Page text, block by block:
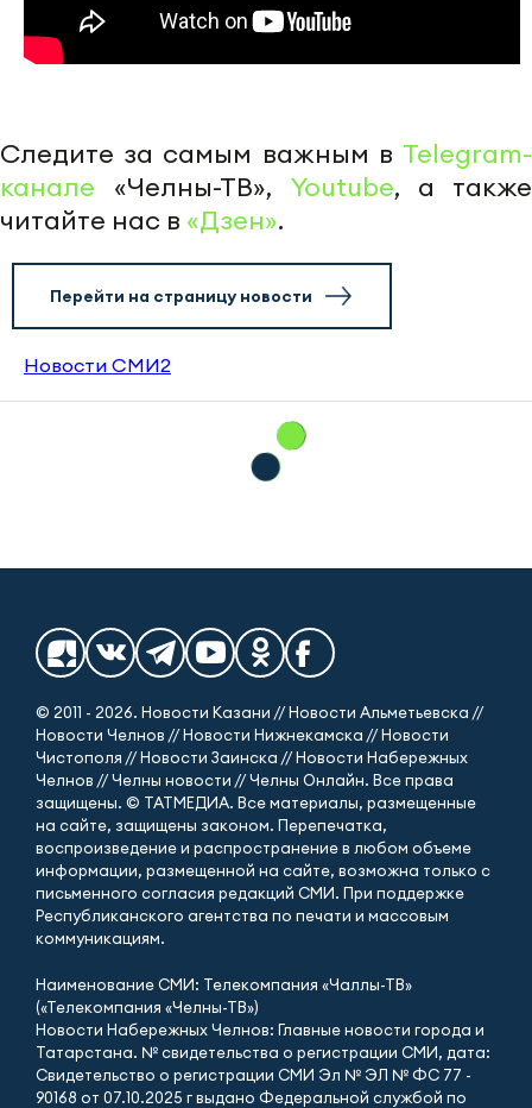
Следите за самым важным в Telegram-
канале «Челны-ТВ», Youtube, а также
читайте нас в «Дзен».
Перейти на страницу новости
Новости СМИ2
© 2011 - 2026. Новости Казани // Новости Альметьевска //
Новости Челнов // Новости Нижнекамска // Новости
Чистополя // Новости Заинска // Новости Набережных
Челнов // Челны новости // Челны Онлайн. Все права
защищены. © ТАТМЕДИА. Все материалы, размещенные
на сайте, защищены законом. Перепечатка,
воспроизведение и распространение в любом объеме
информации, размещенной на сайте, возможна только с
письменного согласия редакций СМИ. При поддержке
Республиканского агентства по печати и массовым
коммуникациям.
Наименование СМИ: Телекомпания «Чаллы-ТВ»
(«Телекомпания «Челны-ТВ»)
Новости Набережных Челнов: Главные новости города и
Татарстана. № свидетельства о регистрации СМИ, дата:
Свидетельство о регистрации СМИ Эл № ЭЛ № ФС 77 -
90168 от 07.10.2025 г выдано Федеральной службой по